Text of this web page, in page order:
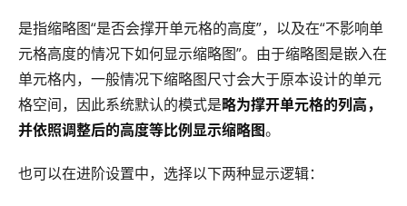
是指缩略图“是否会撑开单元格的高度”，以及在“不影响单
元格高度的情况下如何显示缩略图”。由于缩略图是嵌入在
单元格内，一般情况下缩略图尺寸会大于原本设计的单元
格空间，因此系统默认的模式是略为撑开单元格的列高，
并依照调整后的高度等比例显示缩略图。
也可以在进阶设置中，选择以下两种显示逻辑：